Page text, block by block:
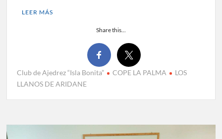
LEER MÁS
Share this...
Club de Ajedrez “Isla Bonita” COPE LA PALMA
LOS
LLANOS DE ARIDANE